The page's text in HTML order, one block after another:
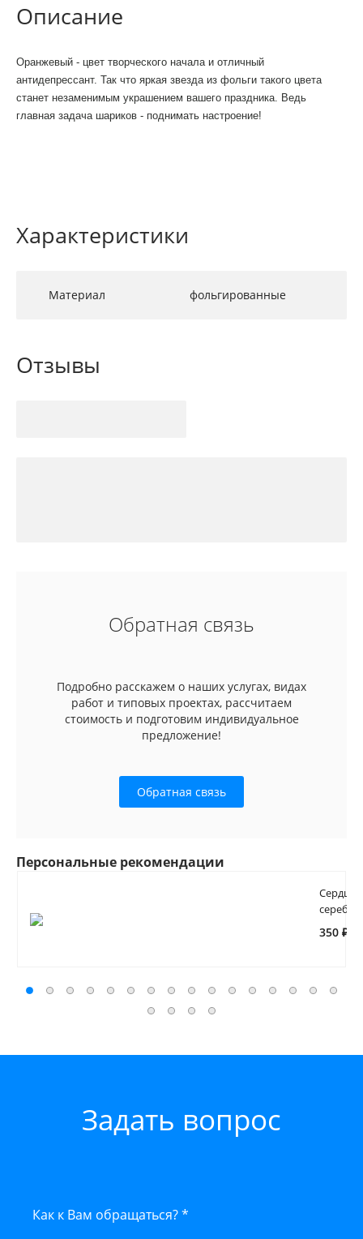
Описание
Оранжевый - цвет творческого начала и отличный
антидепрессант. Так что яркая звезда из фольги такого цвета
станет незаменимым украшением вашего праздника. Ведь
главная задача шариков - поднимать настроение!
Характеристики
Материал фольгированные
Отзывы
Обратная связь
Подробно расскажем о наших услугах, видах
работ и типовых проектах, рассчитаем
стоимость и подготовим индивидуальное
предложение!
Обратная связь
Персональные рекомендации
Сердце
серебро
350 ₽
Задать вопрос
Как к Вам обращаться? *